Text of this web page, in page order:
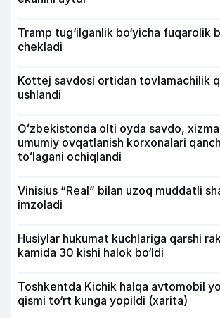
Tramp tug‘ilganlik bo‘yicha fuqarolik
chekladi
Kottej savdosi ortidan tovlamachilik
ushlandi
Oʻzbekistonda olti oyda savdo,
umumiy ovqatlanish korxonalari
toʻlagani ochiqlandi
Vinisius “Real” bilan uzoq muddatli
imzoladi
Husiylar hukumat kuchlariga qarshi
kamida 30 kishi halok bo‘ldi
Toshkentda Kichik halqa avtomobil
qismi to‘rt kunga yopildi (xarita)